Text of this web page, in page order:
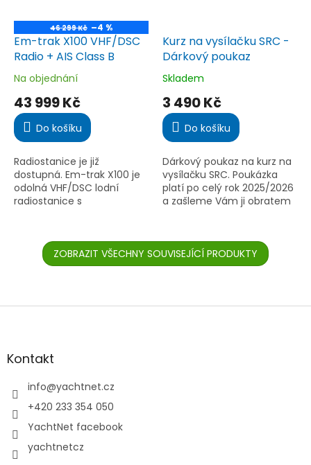
46 299 Kč –4 %
Em-trak X100 VHF/DSC
Radio + AIS Class B
Průměrné
produktu
je
4,5
5
hvězdiček.
Na objednání
43 999 Kč
Do košíku
Radiostanice je již
dostupná. Em-trak X100 je
odolná VHF/DSC lodní
radiostanice s
jasný zvuk, barevný displej
a ovládání...
Kurz na vysílačku SRC -
Dárkový poukaz
Průměrné
produktu
je
5,0
5
hvězdiček.
Skladem
3 490 Kč
Do košíku
Dárkový poukaz na kurz na
vysílačku SRC. Poukázka
platí po celý rok 2025/2026
a zašleme Vám ji obratem
že vám stačí...
ZOBRAZIT VŠECHNY SOUVISEJÍCÍ PRODUKTY
Z
aKontakt
info@yachtnet.cz
+420 233 354 050
YachtNet facebook
yachtnetcz